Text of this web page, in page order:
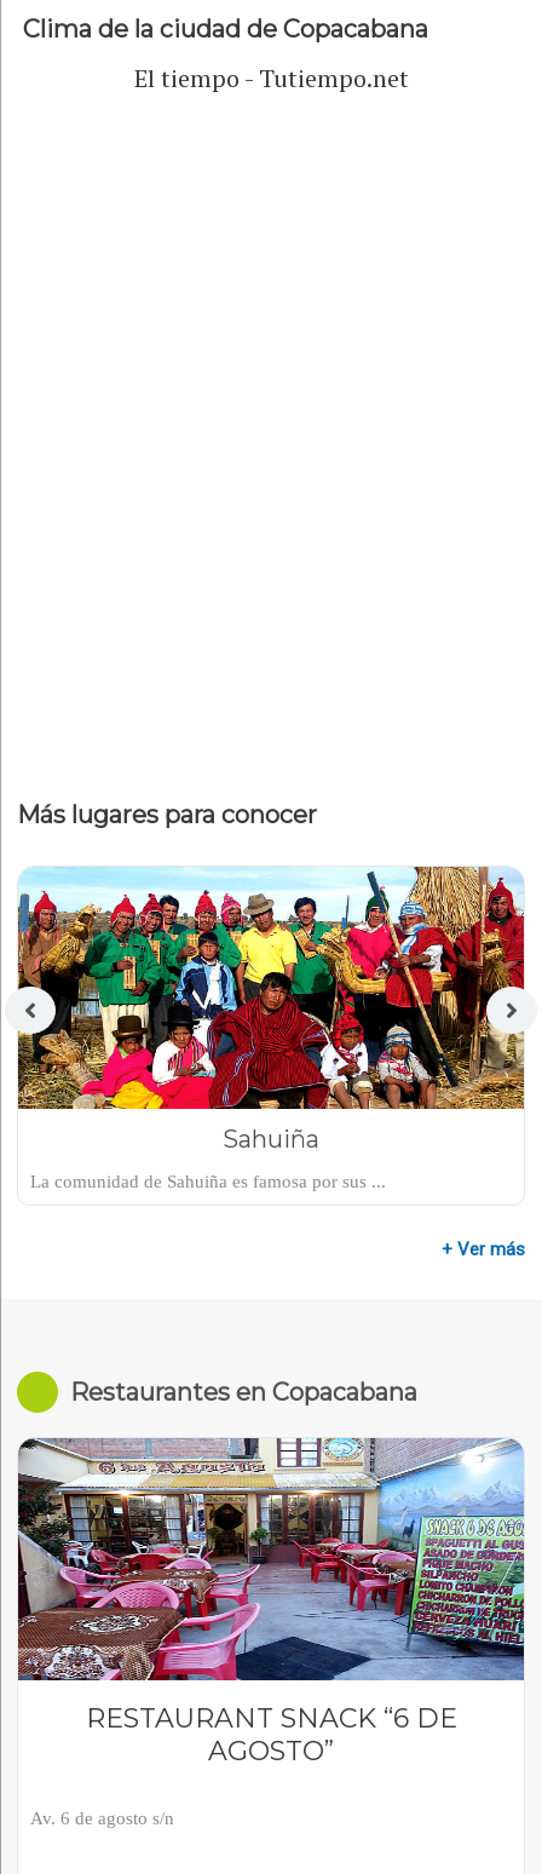
Clima de la ciudad de Copacabana
El tiempo - Tutiempo.net
Más lugares para conocer
Sahuiña
La comunidad de Sahuiña es famosa por sus ...
+ Ver más
Restaurantes en Copacabana
RESTAURANT SNACK “6 DE
AGOSTO”
Av. 6 de agosto s/n